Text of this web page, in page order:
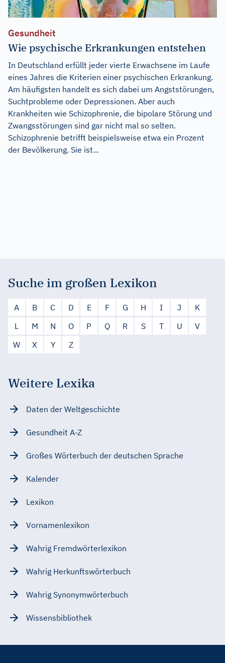
Gesundheit
Wie psychische Erkrankungen entstehen
In Deutschland erfüllt jeder vierte Erwachsene im Laufe
eines Jahres die Kriterien einer psychischen Erkrankung.
Am häufigsten handelt es sich dabei um Angststörungen,
Suchtprobleme oder Depressionen. Aber auch
Krankheiten wie Schizophrenie, die bipolare Störung und
Zwangsstörungen sind gar nicht mal so selten.
Schizophrenie betrifft beispielsweise etwa ein Prozent
der Bevölkerung. Sie ist...
Suche im großen Lexikon
A B C D E F G H I J
K
L
M N O P Q R S T U
V
W
X Y Z
Weitere Lexika
Daten der Weltgeschichte
Gesundheit A-Z
Großes Wörterbuch der deutschen Sprache
Kalender
Lexikon
Vornamenlexikon
Wahrig Fremdwörterlexikon
Wahrig Herkunftswörterbuch
Wahrig Synonymwörterbuch
Wissensbibliothek